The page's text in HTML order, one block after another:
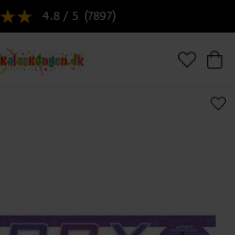
4.8 / 5 (7897)